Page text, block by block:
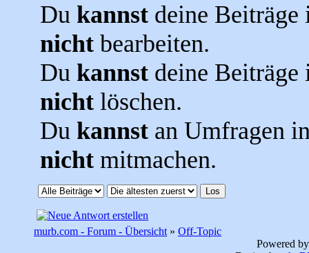
Du kannst deine Beiträge
nicht bearbeiten.
Du kannst deine Beiträge
nicht löschen.
Du kannst an Umfragen
nicht mitmachen.
murb.com - Forum - Übersicht » Off-Topic
Powered